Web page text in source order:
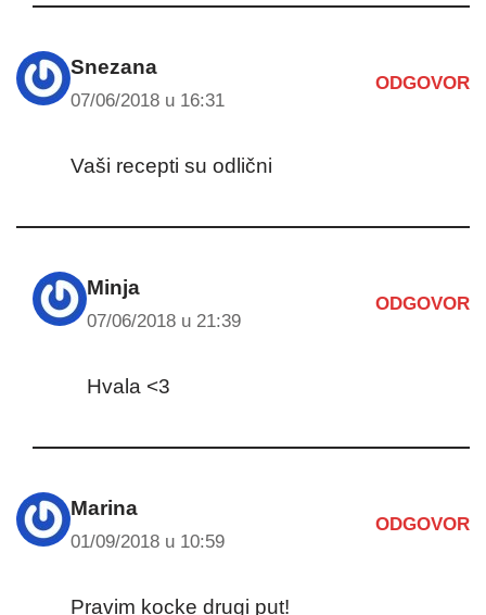
Snezana
07/06/2018 u 16:31
ODGOVOR
Vaši recepti su odlični
Minja
07/06/2018 u 21:39
ODGOVOR
Hvala <3
Marina
01/09/2018 u 10:59
ODGOVOR
Pravim kocke drugi put!